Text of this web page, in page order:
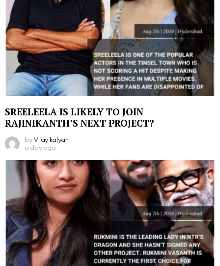
SREELEELA IS LIKELY TO JOIN
RAJINIKANTH’S NEXT PROJECT?
by Vijay kalyan
a day ago